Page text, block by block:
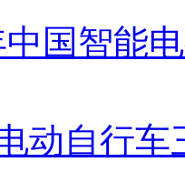
中国智能
动自行